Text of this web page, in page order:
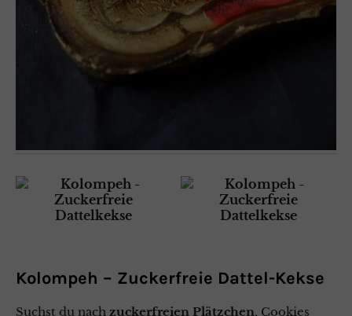
Kolompeh – Zuckerfreie Dattel-Kekse
Suchst du nach zuckerfreien Plätzchen, Cookies